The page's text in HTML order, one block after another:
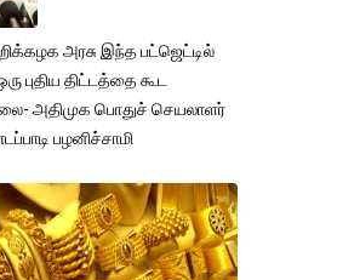
அரசு இந்த பட்ஜெட்டில்
புதிய திட்டத்தை கூட
அதிமுக பொதுச் செயலாளர்
பழனிச்சாமி